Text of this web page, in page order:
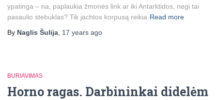
ypatinga – na, paplaukia žmonės link ar iki Antarktidos, negi tai
pasaulio stebuklas? Tik jachtos korpusą reikia Read more
By Naglis Šulija 17 years ago
BURIAVIMAS
Horno ragas. Darbininkai didelėm